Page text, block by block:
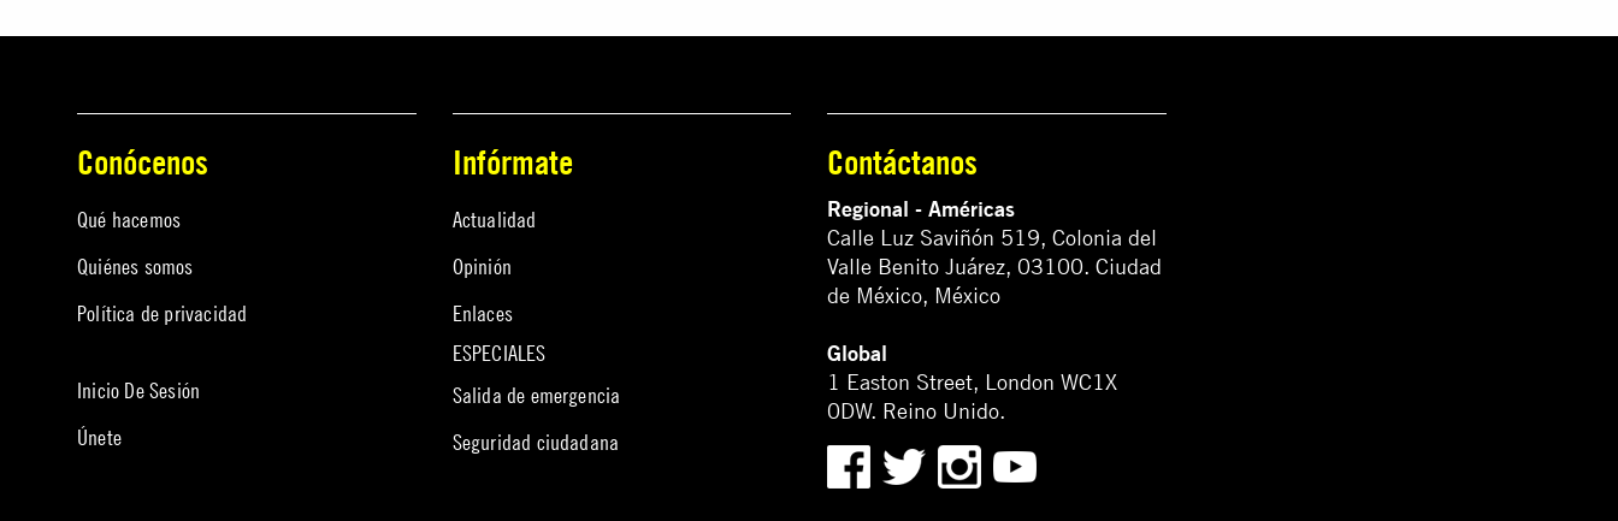
Conócenos
Qué hacemos
Quiénes somos
Política de privacidad
Inicio De Sesión
Únete
Infórmate
Actualidad
Opinión
Enlaces
ESPECIALES
Salida de emergencia
Seguridad ciudadana
Contáctanos
Regional - Américas
Calle Luz Saviñón 519, Colonia del
Valle Benito Juárez, 03100. Ciudad
de México, México
Global
1 Easton Street, London WC1X
0DW. Reino Unido.